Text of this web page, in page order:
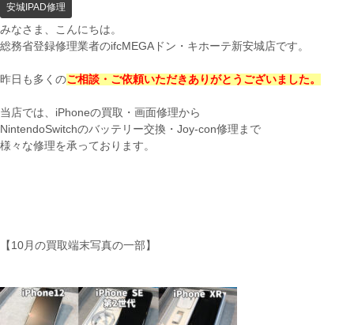
安城IPAD修理
みなさま、こんにちは。
総務省登録修理業者のifcMEGAドン・キホーテ新安城店です。
昨日も多くのご相談・ご依頼いただきありがとうございました。
当店では、iPhoneの買取・画面修理から
NintendoSwitchのバッテリー交換・Joy-con修理まで
様々な修理を承っております。
【10月の買取端末写真の一部】